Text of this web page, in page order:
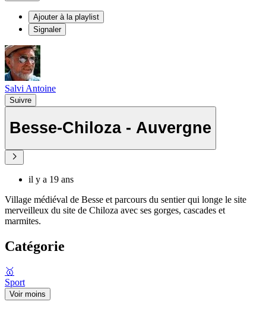
Ajouter à la playlist
Signaler
Salvi Antoine
Suivre
Besse-Chiloza - Auvergne
il y a 19 ans
Village médiéval de Besse et parcours du sentier qui longe le site
merveilleux du site de Chiloza avec ses gorges, cascades et
marmites.
Catégorie
🥇
Sport
Voir moins